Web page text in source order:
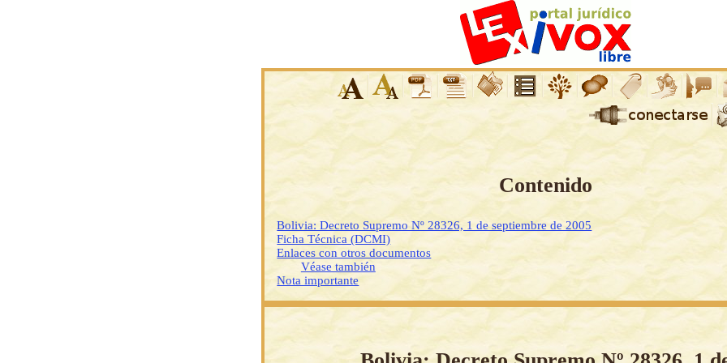
Contenido
Bolivia: Decreto Supremo Nº 28326, 1 de septiembre de 2005
Ficha Técnica (DCMI)
Enlaces con otros documentos
Véase también
Nota importante